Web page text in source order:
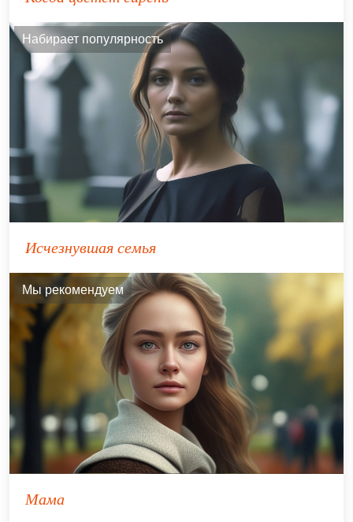
Набирает популярность
Исчезнувшая семья
Мы рекомендуем
Мама